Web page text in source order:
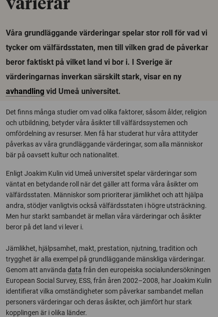
varierar
Våra grundläggande värderingar spelar stor roll för vad vi
tycker om välfärdsstaten, men till vilken grad de påverkar
beror faktiskt på vilket land vi bor i. I Sverige är
värderingarnas inverkan särskilt stark, visar en ny
avhandling vid Umeå universitet.
Det finns många studier om vad olika faktorer, såsom ålder, religion
och utbildning, betyder våra åsikter till välfärdssystemen och
omfördelning av resurser. Men få har studerat hur våra attityder
påverkas av våra grundläggande värderingar, som alla människor
bär på oavsett kultur och nationalitet.
Enligt Joakim Kulin vid Umeå universitet spelar värderingar som
väntat en betydande roll när det gäller att forma våra åsikter om
välfärdsstaten. Människor som prioriterar jämlikhet och att hjälpa
andra, stödjer vanligtvis också välfärdsstaten i högre utsträckning.
Men hur starkt sambandet är mellan våra värderingar och åsikter
beror på det land vi lever i.
Jämlikhet, hjälpsamhet, makt, prestation, njutning, tradition och
trygghet är alla exempel på grundläggande mänskliga värderingar.
Genom att använda data från den europeiska socialundersökningen
European Social Survey, ESS, från åren 2002–2008, har Joakim Kulin
identifierat vilka omständigheter som påverkar sambandet mellan
personers värderingar och deras åsikter, och jämfört hur stark
kopplingen är i olika länder.